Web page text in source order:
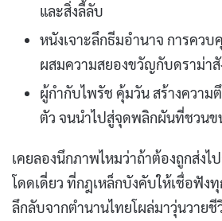
และสิ่งลี้ลับ
หนังเจาะลึกธีมอำนาจ การคว
ผสมความสยองขวัญกับดราม่าสั
ผู้กำกับไพรัช คุ้มวัน สร้างความ
ตัว จนนำไปสู่จุดพลิกผันที่ชวนข
เคยลองนึกภาพไหมว่าถ้าต้องถูกส่งไ
โดดเดี่ยว ที่กฎเหล็กบังคับให้เชื่อฟังทุ
ลึกลับจากตำนานไทยโผล่มาวุ่นวายชี